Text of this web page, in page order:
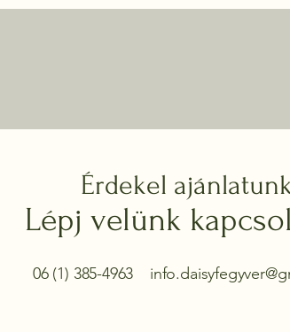
Érdekel
Lépj velünk
06 (1) 385-4963